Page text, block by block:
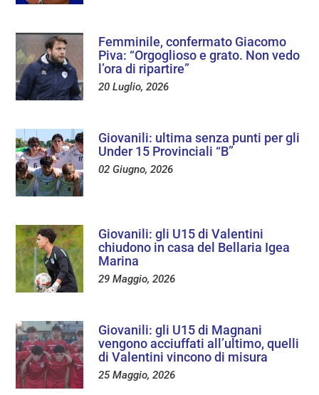
Femminile, confermato Giacomo
Piva: “Orgoglioso e grato. Non vedo
l’ora di ripartire”
20 Luglio, 2026
Giovanili: ultima senza punti per gli
Under 15 Provinciali “B”
02 Giugno, 2026
Giovanili: gli U15 di Valentini
chiudono in casa del Bellaria Igea
Marina
29 Maggio, 2026
Giovanili: gli U15 di Magnani
vengono acciuffati all’ultimo, quelli
di Valentini vincono di misura
25 Maggio, 2026